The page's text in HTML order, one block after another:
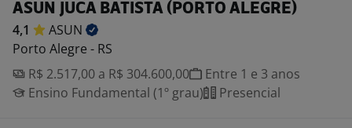
ASUN JUCA BATISTA (PORTO ALEGRE)
4,1
ASUN
Porto Alegre - RS
R$ 2.517,00 a R$ 304.600,00
Entre 1 e 3 anos
Ensino Fundamental (1º grau)
Presencial